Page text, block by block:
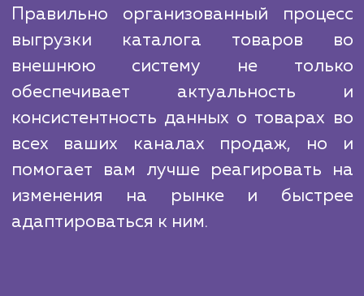
делаем все возможное, чтобы обеспечить
параметры.
В отличие от многих конкурентов,
ограничиваемся однократной
процесса выгрузки. Мы
обслуживать и мониторить его,
обеспечить его бесперебойную